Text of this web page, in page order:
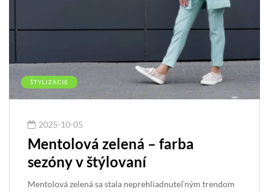
ŠTYLIZÁCIE
2025-10-05
Mentolová zelená – farba
sezóny v štýlovaní
Mentolová zelená sa stala neprehliadnuteľným trendom